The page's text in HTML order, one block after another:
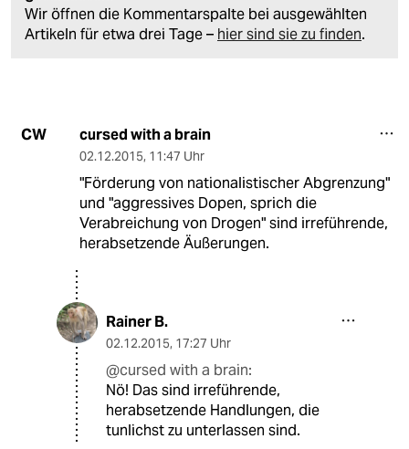
Wir öffnen die Kommentarspalte bei ausgewählten
Artikeln für etwa drei Tage – hier sind sie zu finden.
CW cursed with a brain
02.12.2015, 11:47 Uhr
"Förderung von nationalistischer Abgrenzung"
und "aggressives Dopen, sprich die
Verabreichung von Drogen" sind irreführende,
herabsetzende Äußerungen.
Rainer B.
02.12.2015, 17:27 Uhr
@cursed with a brain:
Nö! Das sind irreführende,
herabsetzende Handlungen, die
tunlichst zu unterlassen sind.